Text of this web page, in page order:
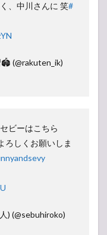
、中川さんに 笑#
(@rakuten_ik)
ビーはこちら
ろしくお願いしま
) (@sebuhiroko)